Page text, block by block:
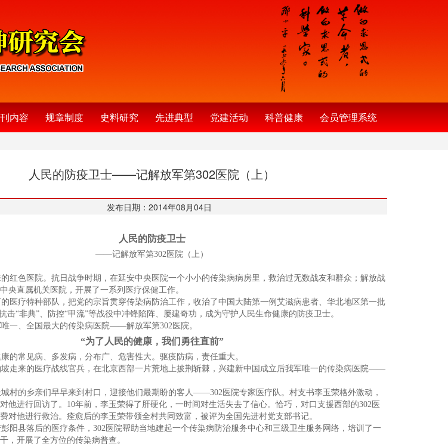
内容 规章制度 史料研究 先进典型 党建活动 科普健康 会员管理系统
人民的防疫卫士——记解放军第302医院（上）
发布日期：2014年08月04日
人民的防疫卫士
——记解放军第302医院（上）
红色医院。抗日战争时期，在延安中央医院一个小小的传染病病房里，救治过无数战友和群众；解放战
央直属机关医院，开展了一系列医疗保健工作。
医疗特种部队，把党的宗旨贯穿传染病防治工作，收治了中国大陆第一例艾滋病患者、华北地区第一批
击“非典”、防控“甲流”等战役中冲锋陷阵、屡建奇功，成为守护人民生命健康的防疫卫士。
一、全国最大的传染病医院——解放军第302医院。
“为了人民的健康，我们勇往直前”
的常见病、多发病，分布广、危害性大。驱疫防病，责任重大。
走来的医疗战线官兵，在北京西部一片荒地上披荆斩棘，兴建新中国成立后我军唯一的传染病医院——
村的乡亲们早早来到村口，迎接他们最期盼的客人——302医院专家医疗队。村支书李玉荣格外激动，
他进行回访了。10年前，李玉荣得了肝硬化，一时间对生活失去了信心。恰巧，对口支援西部的302医
对他进行救治。痊愈后的李玉荣带领全村共同致富，被评为全国先进村党支部书记。
阳县落后的医疗条件，302医院帮助当地建起一个传染病防治服务中心和三级卫生服务网络，培训了一
，开展了全方位的传染病普查。